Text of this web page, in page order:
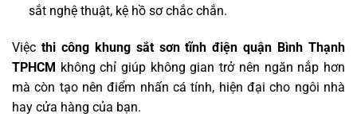
sắt nghệ thuật, kệ hồ sơ chắc chắn.
Việc thi công khung sắt sơn tĩnh điện quận Bình Thạnh
TPHCM không chỉ giúp không gian trở nên ngăn nắp hơn
mà còn tạo nên điểm nhấn cá tính, hiện đại cho ngôi nhà
hay cửa hàng của bạn.